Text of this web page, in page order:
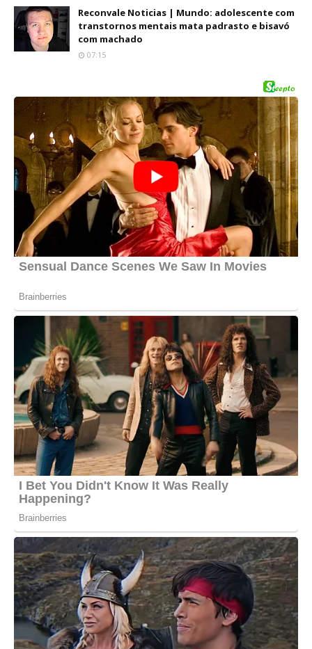
Reconvale Noticias | Mundo: adolescente com
transtornos mentais mata padrasto e bisavó
com machado
07:15